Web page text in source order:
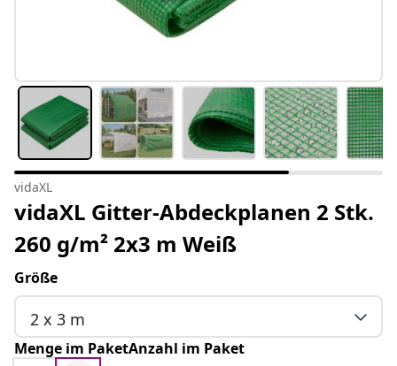
vidaXL
vidaXL Gitter-Abdeckplanen 2 Stk.
260 g/m² 2x3 m Weiß
Größe
2 x 3 m
Menge im PaketAnzahl im Paket